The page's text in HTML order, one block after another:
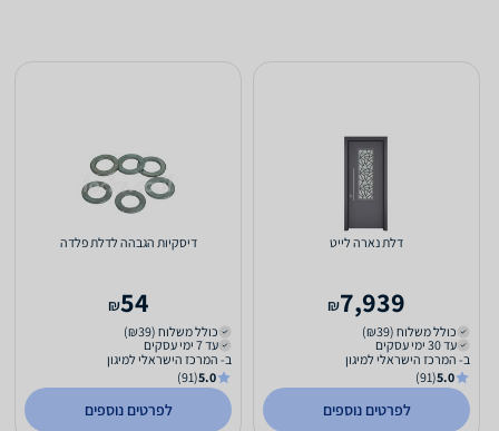
דלת נארה לייט
7,939
₪
כולל משלוח (₪39)
עד 30 ימי עסקים
ב- המרכז הישראלי למיגון
5.0
(91)
לפרטים נוספים
דיסקיות הגבהה לדלת פלדה
54
₪
כולל משלוח (₪39)
עד 7 ימי עסקים
ב- המרכז הישראלי למיגון
5.0
(91)
לפרטים נוספים